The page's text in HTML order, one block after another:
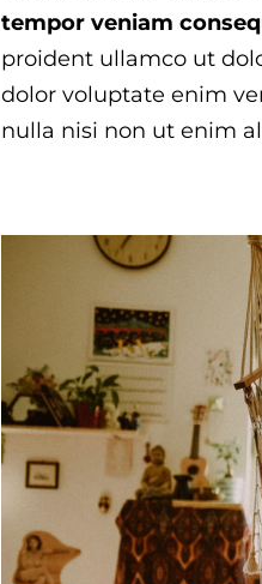
tempor veniam
proident ullamco ut
dolor voluptate enim
nulla nisi non ut enim